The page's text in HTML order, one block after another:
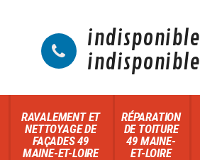
indisponible
indisponible
RAVALEMENT ET
NETTOYAGE DE
FAÇADES 49
MAINE-ET-LOIRE
RÉPARATION
DE TOITURE
49 MAINE-
ET-LOIRE